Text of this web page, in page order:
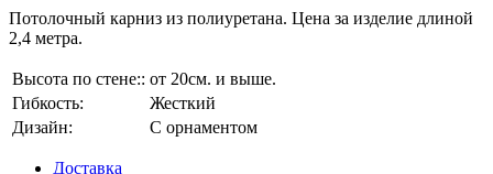
Потолочный карниз из полиуретана. Цена за изделие длиной
2,4 метра.
Высота по стене:: от 20см. и выше.
Гибкость:
Жесткий
Дизайн:
С орнаментом
Доставка